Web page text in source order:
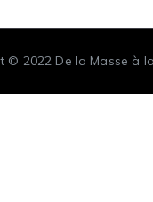
© 2022De la Masse à